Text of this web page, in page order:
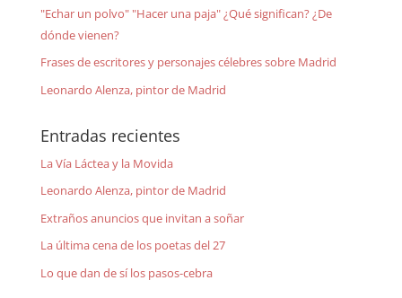
"Echar un polvo" "Hacer una paja" ¿Qué significan? ¿De
dónde vienen?
Frases de escritores y personajes célebres sobre Madrid
Leonardo Alenza, pintor de Madrid
Entradas recientes
La Vía Láctea y la Movida
Leonardo Alenza, pintor de Madrid
Extraños anuncios que invitan a soñar
La última cena de los poetas del 27
Lo que dan de sí los pasos-cebra